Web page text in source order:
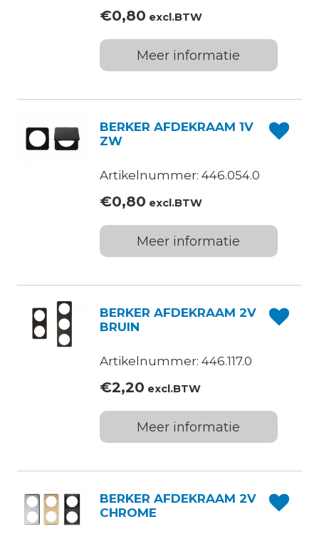
€0,80 excl.BTW
Meer informatie
BERKER AFDEKRAAM 1V
ZW
Artikelnummer: 446.054.0
€0,80 excl.BTW
Meer informatie
BERKER AFDEKRAAM 2V
BRUIN
Artikelnummer: 446.117.0
€2,20 excl.BTW
Meer informatie
BERKER AFDEKRAAM 2V
CHROME